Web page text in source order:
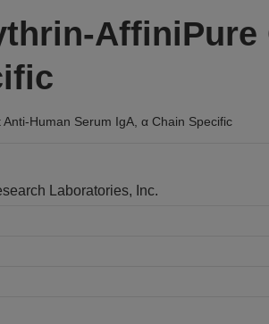
Human Serum IgA, α Chain Specific
Laboratories, Inc.